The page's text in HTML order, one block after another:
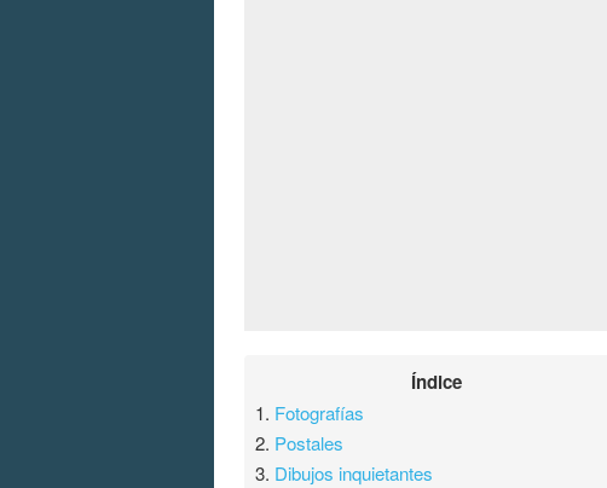
Índice
1. Fotografías
2. Postales
3. Dibujos inquietantes